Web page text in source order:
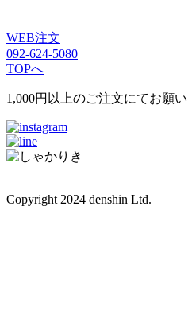
WEB注文
092-624-5080
TOPへ
1,000円以上のご注文にてお願い
Copyright 2024 denshin Ltd.